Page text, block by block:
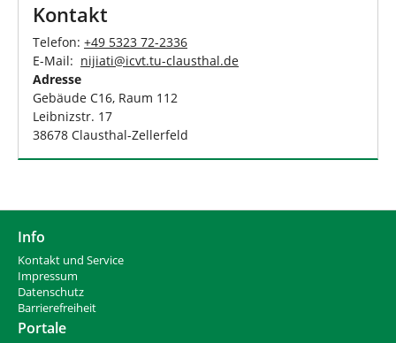
Kontakt
Telefon: +49 5323 72-2336
E-Mail: nijiati@icvt.tu-clausthal.de
Adresse
Gebäude C16, Raum 112
Leibnizstr. 17
38678 Clausthal-Zellerfeld
Info
Kontakt und Service
Impressum
Datenschutz
Barrierefreiheit
Portale